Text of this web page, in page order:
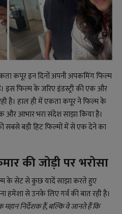
कपूर इन दिनों अपनी अपकमिंग फिल्म
इस फिल्म के जरिए इंडस्ट्री की एक और
है। हाल ही में एकता कपूर ने फिल्म के
और आभार भरा संदेश साझा किया है।
सबसे बड़ी हिट फिल्मों में से एक देने का
की जोड़ी पर भरोसा
के सेट से कुछ यादें साझा करते हुए
हमेशा से उनके लिए गर्व की बात रही है।
महान निर्देशक हैं, बल्कि वे जानते हैं कि